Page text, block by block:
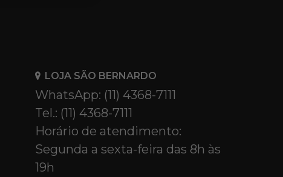
LOJA SÃO BERNARDO
WhatsApp: (11) 4368-7111
Tel.: (11) 4368-7111
Horário de atendimento:
Segunda a sexta-feira das 8h às
19h